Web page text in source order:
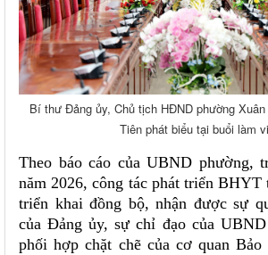
Bí thư Đảng ủy, Chủ tịch HĐND phường
Tiên phát biểu tại buổi làm
Theo báo cáo của UBND phường,
năm 2026, công tác phát triển BHYT
triển khai đồng bộ, nhận được sự
của Đảng ủy, sự chỉ đạo của
phối hợp chặt chẽ của cơ quan